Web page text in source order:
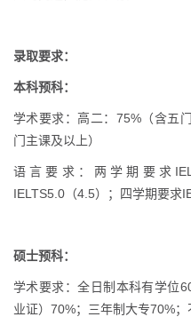
录取要求：
本科预科：
学术要求：高二：75%（含五
门主课及以上）
语言要求：两学期要求
IELTS5.0（4.5）；四学期要求
硕士预科：
学术要求：全日制本科有学位
业证）70%；三年制大专70%；